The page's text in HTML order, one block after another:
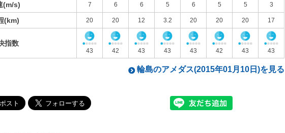
(m/s) 7 6 6 5 6 5 5 3
(km) 20 20 12 3.2 20 20 20 17
指数
43 42 43 43 43 42 43 43
輪島のアメダス(2015年01月10日)を見る